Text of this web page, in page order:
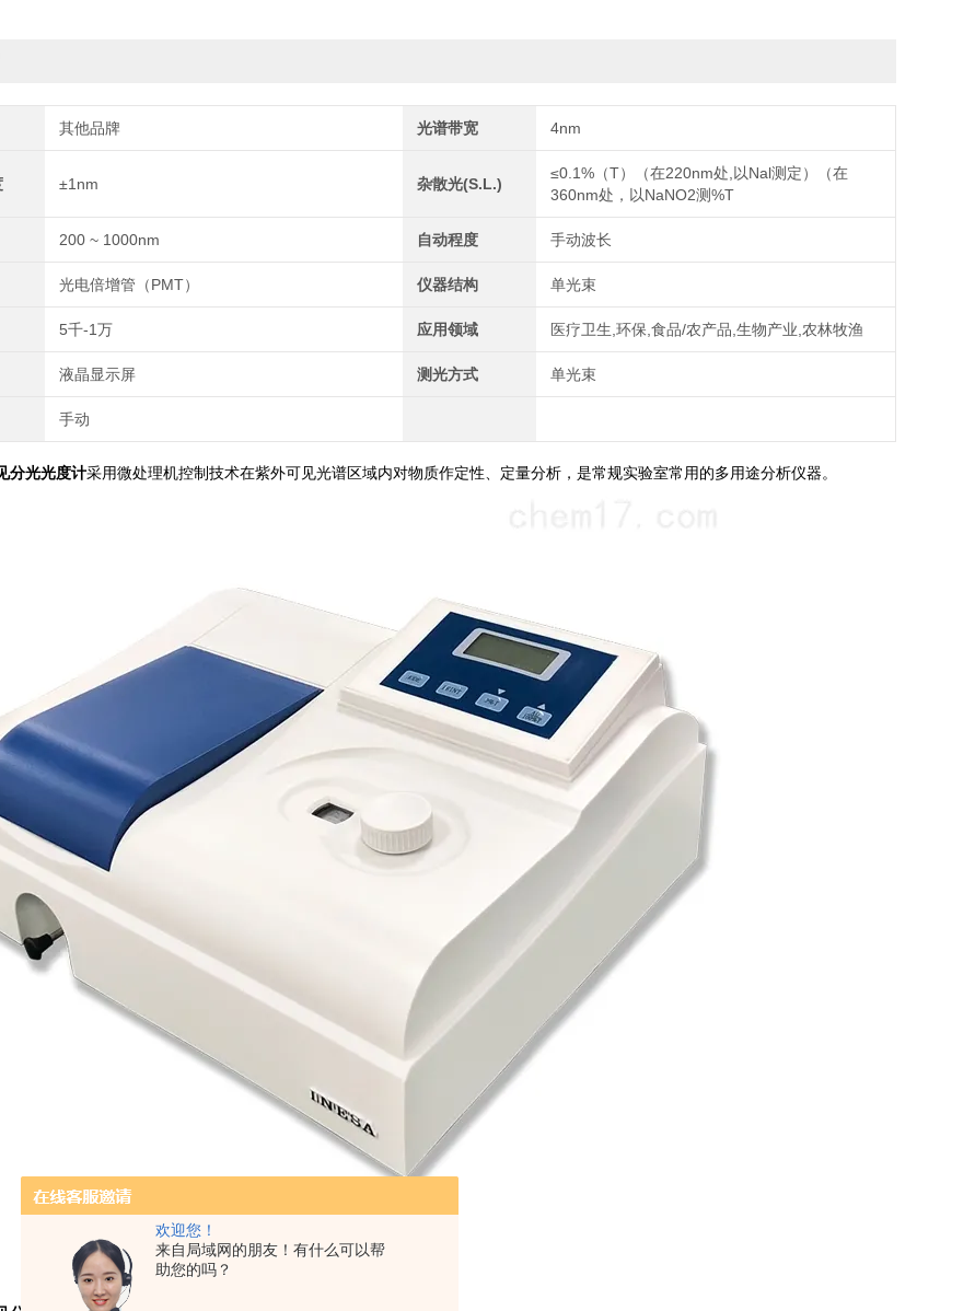
欢迎您！
来自局域网的朋友！有什么可以帮
助您的吗？
其他品牌 光谱带宽 4nm
±1nm 杂散光(S.L.)
≤0.1%（T）（在220nm处,以Nal测定）（在
360nm处，以NaNO2测%T
200 ~ 1000nm 自动程度 手动波长
光电倍增管（PMT） 仪器结构 单光束
5千-1万 应用领域 医疗卫生,环保,食品/农产品,生物产业,农林牧渔
液晶显示屏 测光方式 单光束
手动
分光光度计采用微处理机控制技术在紫外可见光谱区域内对物质作定性、定量分析，是常规实验室常用的多用途分析仪器。